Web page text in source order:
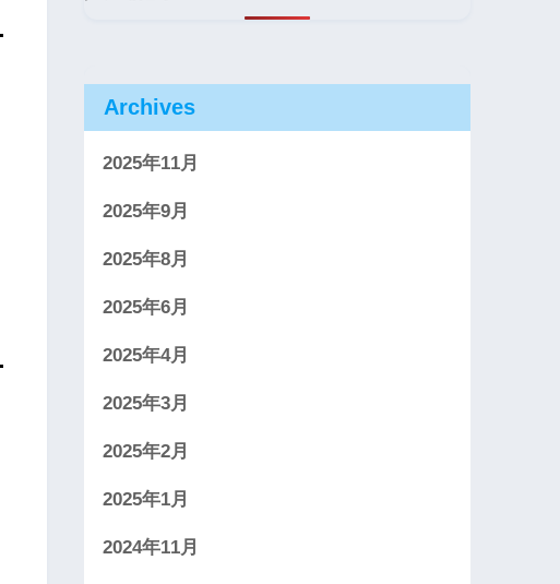
Archives
2025年11月
2025年9月
2025年8月
2025年6月
2025年4月
2025年3月
2025年2月
2025年1月
2024年11月